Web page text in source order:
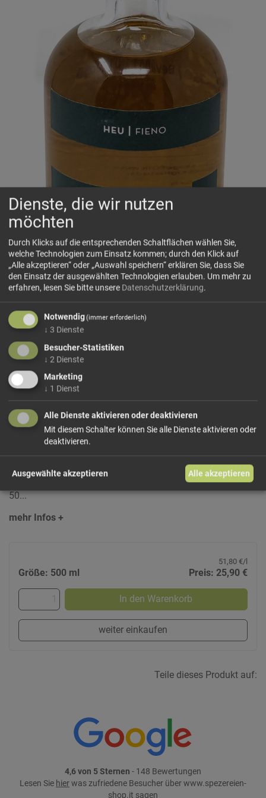
Heuschnaps 'FARMAT'
Handcrafted in Antholz
Das einzigartige Aroma der akribisch ausgewählten wilden
Kräuter und Blumen, angesetzt in bestem Kornbrand,
Bergwiese.
: auf ca. 1.600 Metern auf den artenreichsten Berg-
und Almwiesen, getrocknet in der alpinen Sommersonne
getrocknete Gräser und Blumen, schlanker,
aromatischer Körper
50...
mehr Infos +
51,80 €/l
Größe: 500 ml Preis: 25,90 €
In den Warenkorb
weiter einkaufen
Teile dieses Produkt auf:
4,6 von 5 Sternen - 148 Bewertungen
Lesen Sie hierwas zufriedene Besucher über www.spezereien-
shop.it sagen
Dienste, die wir nutzen
möchten
Durch Klicks auf die entsprechenden Schaltflächen wählen Sie,
welche Technologien zum Einsatz kommen; durch den Klick auf
„Alle akzeptieren“ oder „Auswahl speichern“ erklären Sie, dass Sie
den Einsatz der ausgewählten Technologien erlauben. Um mehr zu
erfahren, lesen Sie bitte unsere Datenschutzerklärung.
Notwendig(immer erforderlich)
↓ 3 Dienste
Besucher-Statistiken
↓ 2 Dienste
Marketing
↓ 1 Dienst
Alle Dienste aktivieren oder deaktivieren
Mit diesem Schalter können Sie alle Dienste aktivieren oder
deaktivieren.
Ausgewählte akzeptieren Alle akzeptieren